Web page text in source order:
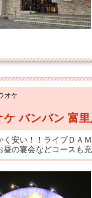
オケ
ケ バンバン 富
く安い！！ライブＤＡ
の宴会などコースも